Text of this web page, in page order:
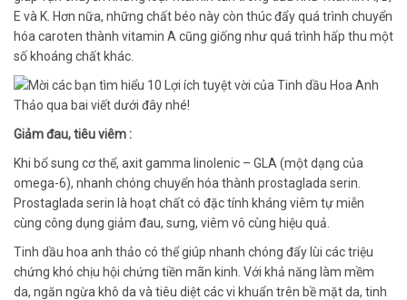
E và K. Hơn nữa, những chất béo này còn thúc đẩy quá trình chuyển
hóa caroten thành vitamin A cũng giống như quá trình hấp thu một
số khoáng chất khác.
Giảm đau, tiêu viêm :
Khi bổ sung cơ thể, axit gamma linolenic – GLA (một dạng của
omega-6), nhanh chóng chuyển hóa thành prostaglada serin.
Prostaglada serin là hoạt chất có đặc tính kháng viêm tự miễn
cùng công dụng giảm đau, sưng, viêm vô cùng hiệu quả.
Tinh dầu hoa anh thảo có thể giúp nhanh chóng đẩy lùi các triệu
chứng khó chịu hội chứng tiền mãn kinh. Với khả năng làm mềm
da, ngăn ngừa khô da và tiêu diệt các vi khuẩn trên bề mặt da, tinh